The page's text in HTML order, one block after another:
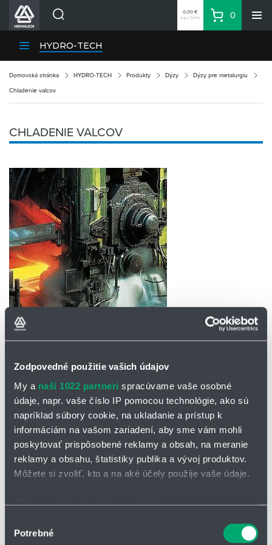
Zodpovedné použitie vašich údajov
My a naši 1022 partneri spracúvame vaše osobné
údaje, napr. vaše číslo IP pomocou technológie, ako sú
napríklad súbory cookie, na ukladanie a prístup k
informáciám na vašom zariadení, aby sme vám mohli
poskytovať prispôsobené reklamy a obsah, na meranie
reklamy a obsahu, štatistiky publika a vývoj produktov.
Môžete si zvoliť, kto a na aké účely použije vaše údaje.
polohe s presnosťou na niekoľko metrov
súhlasu
Potrebné
Divízie HENNLICH
Kariéra
Kontakty
Prihlásenie
Nákupný zoznam
Partner Zone
0,00 €
bez DPH
Košík
0
HYDRO-TECH
Domovská stránka HYDRO-TECH Produkty Dýzy Dýzy pre metalurgiu
Chladenie valcov
CHLADENIE VALCOV
Účinné chladenie valcov pre proces valcovania
za tepla aj za studena
Optimalizované usporiadanie dýz pre
ekonomické chladenie valcov
Pri procese valcovania za tepla aj za studena dochádza k tvorbe
chladenie pracovných a oporných valcov je preto kľúčové pre
a zaistiť efektívny odvod tepla. Hlavným cieľom je dosiahnuť